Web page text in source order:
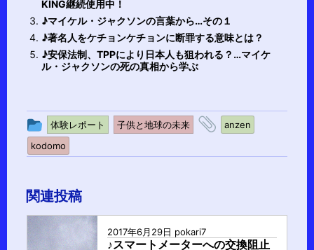
KING継続使用中！
♪マイケル・ジャクソンの言葉から…その１
♪著名人をケチョンケチョンに断罪する意味とは？
♪安保法制、TPPにより日本人も狙われる？…マイケ
ル・ジャクソンの死の真相から学ぶ
投
稿
グ
ー
プ
体験レポート 子供と地球の未来
タ
anzen
kodomo
関連投稿
2017年6月29日 pokari7
♪スマートメーターへの交換阻止